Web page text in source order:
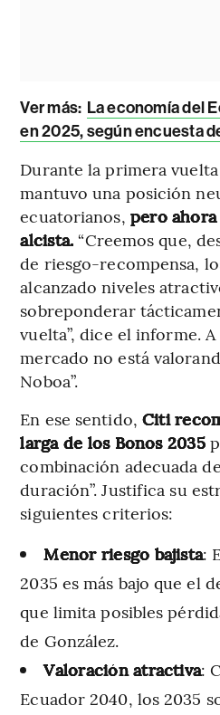
Ver más: La economía del
en 2025, según encuesta
Durante la primera
mantuvo una posición
ecuatorianos, pero ahora
alcista. “Creemos que,
de riesgo-recompensa,
alcanzado niveles
sobreponderar
vuelta”, dice el informe.
mercado no está
Noboa”.
En ese sentido, Citi
larga de los Bonos 2035
combinación adecuada
duración”. Justifica su
siguientes criterios:
Menor riesgo bajista:
2035 es más bajo que el
que limita posibles
de González.
Valoración atractiva:
Ecuador 2040, los 2035